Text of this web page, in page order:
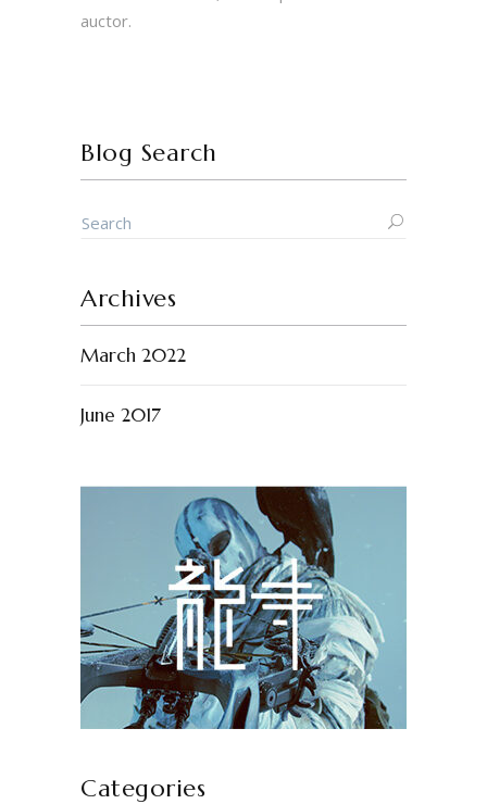
auctor.
Blog Search
Archives
March 2022
June 2017
Categories